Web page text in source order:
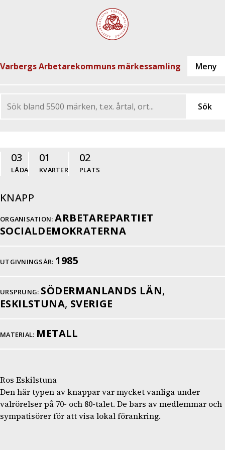
Varbergs Arbetarekommuns märkessamling
03
LÅDA
01
KVARTER
02
PLATS
KNAPP
ORGANISATION: ARBETAREPARTIET
SOCIALDEMOKRATERNA
UTGIVNINGSÅR: 1985
URSPRUNG: SÖDERMANLANDS LÄN,
ESKILSTUNA, SVERIGE
MATERIAL: METALL
Ros Eskilstuna
Den här typen av knappar var mycket vanliga under
valrörelser på 70- och 80-talet. De bars av medlemmar och
sympatisörer för att visa lokal förankring.